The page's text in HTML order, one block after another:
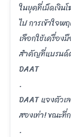
ในยุคที่เม็ดเงิน
ไป การเข้าใจ
เลือกใช้เครื่อง
สำคัญที่แบรนด์
DAAT
.
DAAT แจงตัว
สองเท่า! ขณะ
.